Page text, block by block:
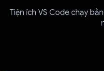
Tiện ích VS Code chạy